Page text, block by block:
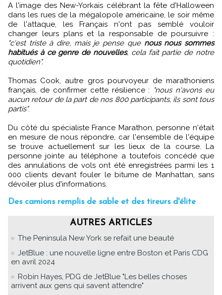
A l'image des New-Yorkais célébrant la fête d'Halloween
dans les rues de la mégalopole américaine, le soir même
de l'attaque, les Français n'ont pas semblé vouloir
changer leurs plans et la responsable de poursuivre :
"c'est triste à dire, mais je pense que nous nous sommes
habitués à ce genre de nouvelles, cela fait partie de notre
quotidien".
Thomas Cook, autre gros pourvoyeur de marathoniens
français, de confirmer cette résilience :
"nous n'avons eu
aucun retour de la part de nos 800 participants, ils sont tous
partis".
Du côté du spécialiste France Marathon, personne n'était
en mesure de nous répondre, car l'ensemble de l'équipe
se trouve actuellement sur les lieux de la course. La
personne jointe au téléphone a toutefois concédé que
des annulations de vols ont été enregistrées parmi les 1
000 clients devant fouler le bitume de Manhattan, sans
dévoiler plus d'informations.
Des camions remplis de sable et des tireurs d'élite
AUTRES ARTICLES
The Peninsula New York se refait une beauté
JetBlue : une nouvelle ligne entre Boston et Paris CDG
en avril 2024
Robin Hayes, PDG de JetBlue "Les belles choses
arrivent aux gens qui savent attendre"